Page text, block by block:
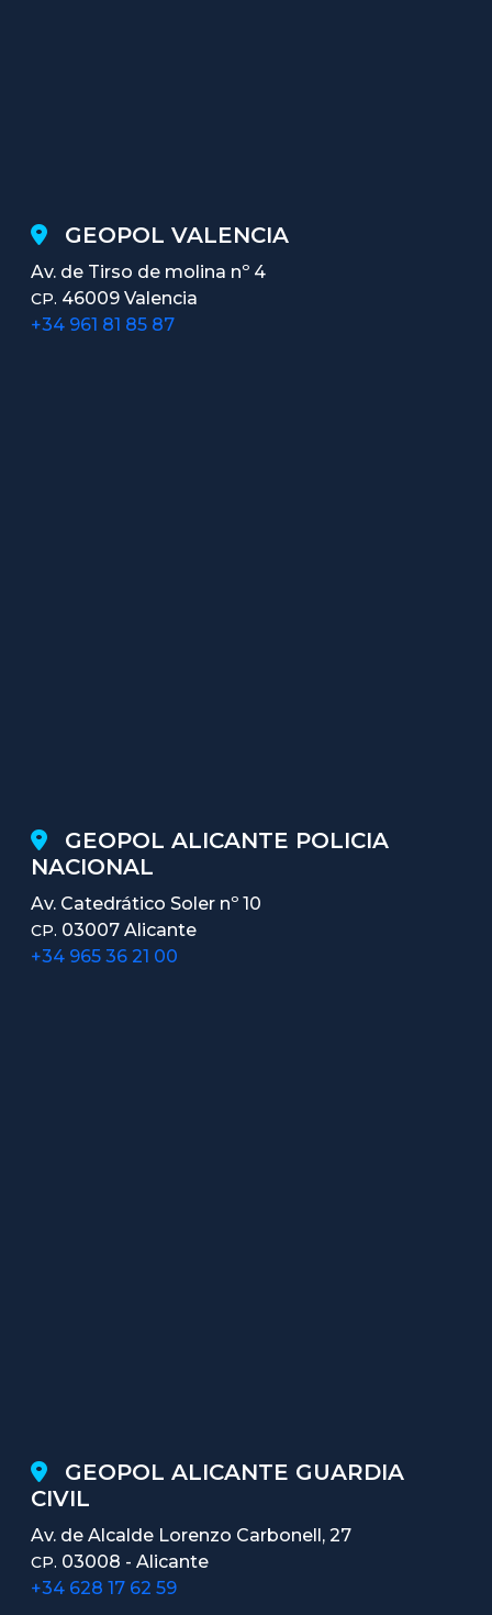
GEOPOL VALENCIA
Av. de Tirso de molina nº 4
CP. 46009 Valencia
+34 961 81 85 87
GEOPOL ALICANTE POLICIA
NACIONAL
Av. Catedrático Soler nº 10
CP. 03007 Alicante
+34 965 36 21 00
GEOPOL ALICANTE GUARDIA
CIVIL
Av. de Alcalde Lorenzo Carbonell, 27
CP. 03008 - Alicante
+34 628 17 62 59